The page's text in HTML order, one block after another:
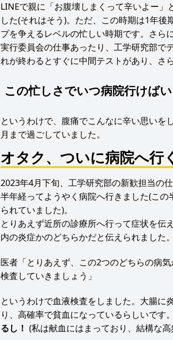
LINEで親に「お腹壊しまくって辛いよー
した(それはそう)。ただ、この時期は1年
プを争えるレベルの忙しい時期です。さら
実行委員会の仕事あったり、工学研究部で
れが終わるとすぐに中間テストがあり、さ
この忙しさでいつ病院行けば
というわけで、腹痛でこんなに辛い思い
月まで過ごしていました。
オタク、ついに病院へ行
2023年4月下旬、工学研究部の新歓担当の
半年経ってようやく病院へ行きました(こ
られていました)。
とりあえず近所の診療所へ行って症状を伝
内の炎症かのどちらかだと伝えられました。
医者「とりあえず、この2つのどちらの病
検査していきましょう」
というわけで血液検査をしました。大腸に
り、高確率で貧血になっているらしいです。
るし！ (私は献血にはまっており、結構な